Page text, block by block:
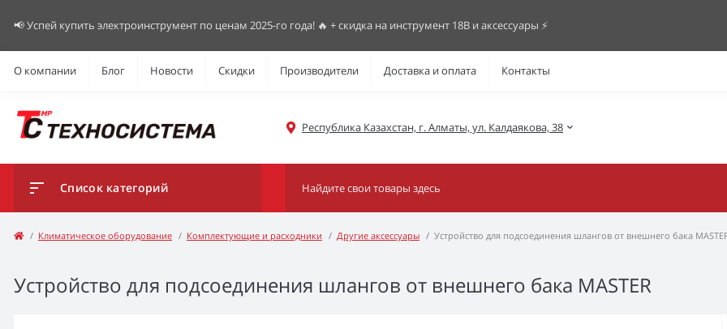
📢 Успей купить электроинструмент по ценам 2025-го года! 🔥 + скидка на инструмент 18В и аксессуары ⚡️
О компании Блог Новости Скидки Производители Доставка и оплата Контакты
Республика Казахстан, г. Алматы, ул. Калдаякова, 38
Список категорий
Климатическое оборудование Комплектующие и расходники Другие аксессуары Устройство для подсоединения шлангов от внешнего бака
Устройство для подсоединения шлангов от внешнего бака MASTER